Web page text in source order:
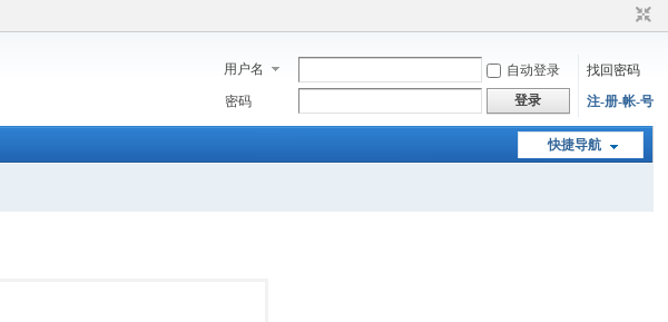
用户名 自动登录
找回密码
密码
登录 注-册-帐-号
快捷导航